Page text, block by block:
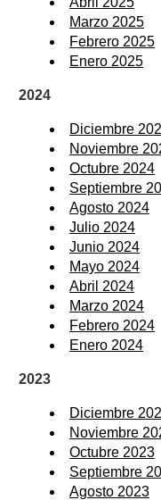
Marzo 2025
Febrero 2025
Enero 2025
2024
Diciembre
Noviembre
Octubre 2024
Septiembre
Agosto 2024
Julio 2024
Junio 2024
Mayo 2024
Abril 2024
Marzo 2024
Febrero 2024
Enero 2024
2023
Diciembre
Noviembre
Octubre 2023
Septiembre
Agosto 2023